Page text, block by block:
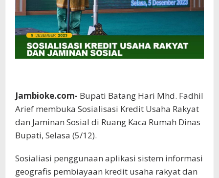
Jambioke.com- Bupati Batang Hari Mhd. Fadhil
Arief membuka Sosialisasi Kredit Usaha Rakyat
dan Jaminan Sosial di Ruang Kaca Rumah Dinas
Bupati, Selasa (5/12).
Sosialiasi penggunaan aplikasi sistem informasi
geografis pembiayaan kredit usaha rakyat dan